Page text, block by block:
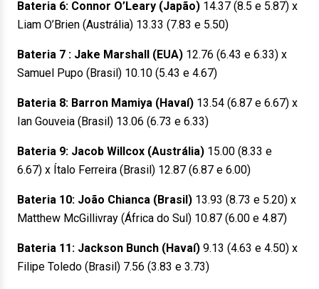
Bateria 6: Connor O’Leary (Japão) 14.37 (8.5 e 5.87) x
Liam O’Brien (Austrália) 13.33 (7.83 e 5.50)
Bateria 7 : Jake Marshall (EUA) 12.76 (6.43 e 6.33) x
Samuel Pupo (Brasil) 10.10 (5.43 e 4.67)
Bateria 8: Barron Mamiya (Havaí) 13.54 (6.87 e 6.67) x
Ian Gouveia (Brasil) 13.06 (6.73 e 6.33)
Bateria 9: Jacob Willcox (Austrália) 15.00 (8.33 e
6.67) x Ítalo Ferreira (Brasil) 12.87 (6.87 e 6.00)
Bateria 10: João Chianca (Brasil) 13.93 (8.73 e 5.20) x
Matthew McGillivray (África do Sul) 10.87 (6.00 e 4.87)
Bateria 11: Jackson Bunch (Havaí) 9.13 (4.63 e 4.50) x
Filipe Toledo (Brasil) 7.56 (3.83 e 3.73)